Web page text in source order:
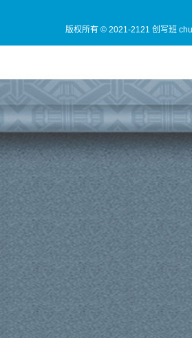
版权所有 © 2021-2121 创写班